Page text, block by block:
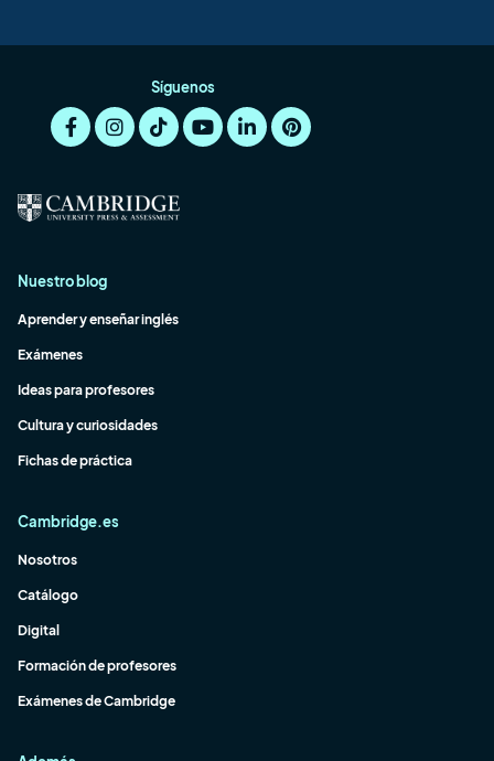
Síguenos
Nuestro blog
Aprender y enseñar inglés
Exámenes
Ideas para profesores
Cultura y curiosidades
Fichas de práctica
Cambridge.es
Nosotros
Catálogo
Digital
Formación de profesores
Exámenes de Cambridge